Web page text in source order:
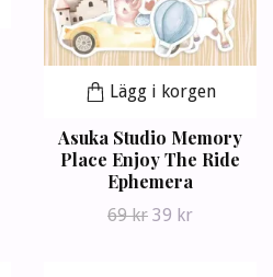
Lägg i korgen
Asuka Studio Memory
Place Enjoy The Ride
Ephemera
69 kr 39 kr